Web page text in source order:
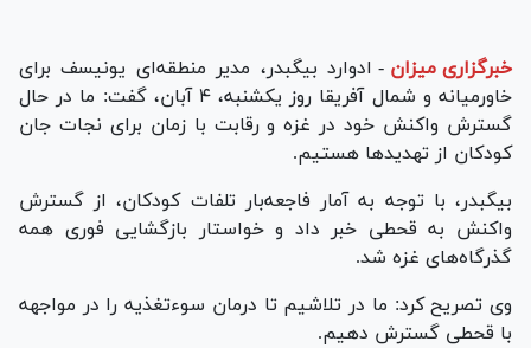
خبرگزاری میزان - ادوارد بیگبدر، مدیر منطقه‌ای یونیسف برای
خاورمیانه و شمال آفریقا روز یکشنبه، ۴ آبان،
گفت: ما در حال
گسترش واکنش خود در غزه و رقابت با زمان برای نجات جان
کودکان از تهدید‌ها هستیم.
بیگبدر، با توجه به آمار فاجعه‌بار تلفات کودکان، از گسترش
واکنش به قحطی خبر داد و خواستار بازگشایی فوری همه
گذرگاه‌های غزه شد.
وی تصریح کرد: ما در تلاشیم تا درمان سوءتغذیه را در مواجهه
با قحطی گسترش دهیم.